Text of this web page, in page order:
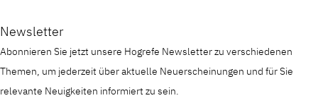
Newsletter
Abonnieren Sie jetzt unsere Hogrefe Newsletter zu verschiedenen
Themen, um jederzeit über aktuelle Neuerscheinungen und für Sie
relevante Neuigkeiten informiert zu sein.